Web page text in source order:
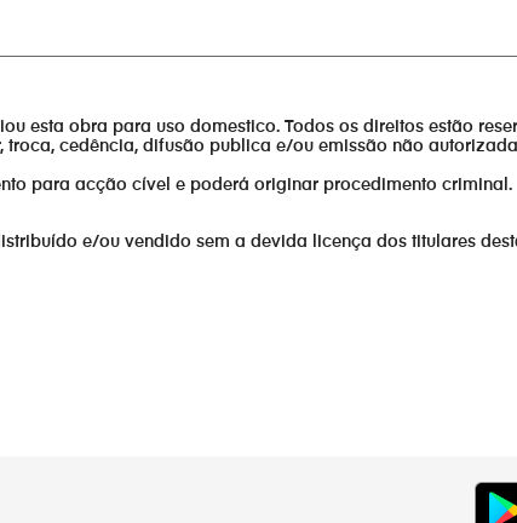
esta obra para uso domestico. Todos os direitos estão
troca, cedência, difusão publica e/ou emissão não
para acção cível e poderá originar procedimento criminal.
e/ou vendido sem a devida licença dos titulares